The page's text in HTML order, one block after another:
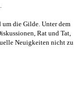
die Gilde. Unter dem
Rat und Tat,
Neuigkeiten nicht zu